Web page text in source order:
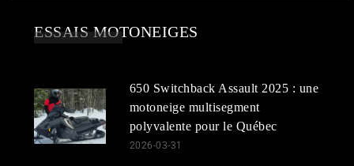
ESSAIS MOTONEIGES
650 Switchback Assault 2025 : une
motoneige multisegment
polyvalente pour le Québec
2026-03-31